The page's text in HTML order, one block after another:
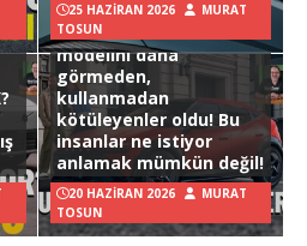
25 HAZIRAN 2026
MURAT
TOSUN
Hyundai Ioniq 3
modelini daha
görmeden,
kullanmadan
kötüleyenler oldu! Bu
insanlar ne istiyor
anlamak mümkün değil!
20 HAZIRAN 2026
MURAT
TOSUN